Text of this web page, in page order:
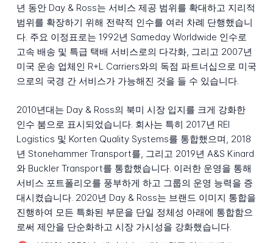
년 동안 Day & Ross는 서비스 제공 범위를 확대하고 지리적
범위를 확장하기 위해 전략적 인수를 여러 차례 단행했습니
다. 주요 이정표로는 1992년 Sameday Worldwide 인수로
고속 배송 및 특급 택배 서비스로의 다각화, 그리고 2007년
미국 운송 업체인 R+L Carriers와의 독점 파트너십으로 미국
으로의 국경 간 서비스가 가능해진 것을 들 수 있습니다.
2010년대는 Day & Ross의 북미 시장 입지를 크게 강화한
인수 붐으로 표시되었습니다. 회사는 특히 2017년 REI
Logistics 및 Korten Quality Systems를 통합했으며, 2018
년 Stonehammer Transport를, 그리고 2019년 A&S Kinard
와 Buckler Transport를 통합했습니다. 이러한 운영을 통해
서비스 포트폴리오를 풍부하게 하고 그룹의 운영 능력을 증
대시켰습니다. 2020년 Day & Ross는 브랜드 이미지 통합을
진행하여 모든 특화된 부문을 단일 정체성 아래에 통합함으
로써 제안을 단순화하고 시장 가시성을 강화했습니다.